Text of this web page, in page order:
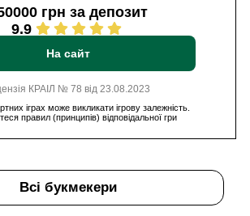
грн за депозит
9.9
На сайт
КРАІЛ № 78 від 23.08.2023
іграх може викликати ігрову залежність.
правил (принципів) відповідальної гри
Всі букмекери